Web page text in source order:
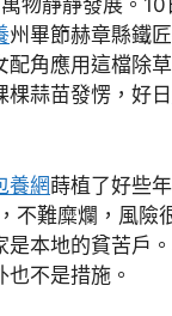
物靜靜發展。
州畢節赫章縣鐵
角應用這檔除
蒜苗發愣，好日
養網蒔植了好些
不難糜爛，風險
本地的貧苦戶
不是措施。